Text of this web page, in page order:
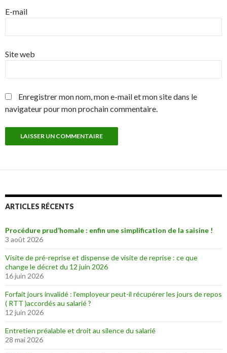
E-mail
Site web
Enregistrer mon nom, mon e-mail et mon site dans le
navigateur pour mon prochain commentaire.
ARTICLES RÉCENTS
Procédure prud’homale : enfin une simplification de la saisine !
3 août 2026
Visite de pré-reprise et dispense de visite de reprise : ce que
change le décret du 12 juin 2026
16 juin 2026
Forfait jours invalidé : l’employeur peut-il récupérer les jours de repos
( RTT )accordés au salarié ?
12 juin 2026
Entretien préalable et droit au silence du salarié
28 mai 2026